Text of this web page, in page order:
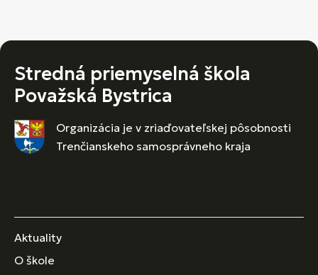
Stredná priemyselná škola
Považská Bystrica
Organizácia je v zriaďovateľskej pôsobnosti
Trenčianskeho samosprávneho kraja
Aktuality
O škole